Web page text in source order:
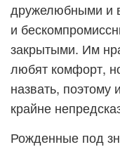
дружелюбными и
и
закрытыми. Им
любят комфорт,
назвать, поэтому
крайне
Рожденные под